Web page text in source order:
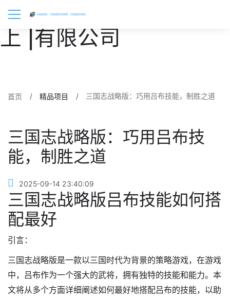
金年会·金字招牌诚信至
上 |有限公司
首页 精品项目 三国志战略版：巧用吕布技能，制胜之道
三国志战略版：巧用吕布技
能，制胜之道
2025-09-14 23:40:09
三国志战略版吕布技能如何搭
配最好
引言：
三国志战略版是一款以三国时代为背景的策略游戏，在游戏
中，吕布作为一个强大的武将，拥有独特的技能和能力。本
文将从多个方面详细阐述如何最好地搭配吕布的技能，以助